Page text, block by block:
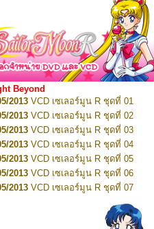
VCD เซเลอร์มูน ชุดที่ 09
VCD เซเลอร์มูน ชุดที่ 10
2012VCD เซเลอร์มูน ชุดที่ 11
2012VCD เซเลอร์มูน ชุดที่ 12
2012VCD เซเลอร์มูน ชุดที่ 13
2012VCD เซเลอร์มูน ชุดที่ 14
2012 VCD เซเลอร์มูน ชุดที่ 15
VCD เซเลอร์มูน ชุดที่ 16
VCD เซเลอร์มูน ชุดที่ 17
VCD เซเลอร์มูน ชุดที่ 18
VCD เซเลอร์มูน ชุดที่ 19
VCD เซเลอร์มูน ชุดที่ 20
VCD เซเลอร์มูน ชุดที่ 21
VCD เซเลอร์มูน ชุดที่ 22
VCD เซเลอร์มูน ชุดที่ 23
DVD เซเลอร์มูน ชุดที่ 01
Beyond
2013 VCD เซเลอร์มูน R ชุดที่ 01
2013 VCD เซเลอร์มูน R ชุดที่ 02
2013 VCD เซเลอร์มูน R ชุดที่ 03
2013 VCD เซเลอร์มูน R ชุดที่ 04
2013 VCD เซเลอร์มูน R ชุดที่ 05
2013 VCD เซเลอร์มูน R ชุดที่ 06
2013 VCD เซเลอร์มูน R ชุดที่ 07
VCD เซเลอร์มูน R ชุดที่ 08
VCD เซเลอร์มูน R ชุดที่ 09